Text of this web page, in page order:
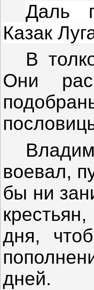
Даль
Казак
В
Они
воевал,
бы ни
дня,
дней.